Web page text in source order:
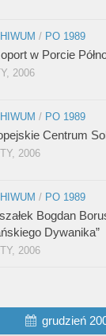
/ PO 1989
w Porcie
2006
/ PO 1989
Centrum
2006
/ PO 1989
Bogdan
Dywanika”
2006
grudzień